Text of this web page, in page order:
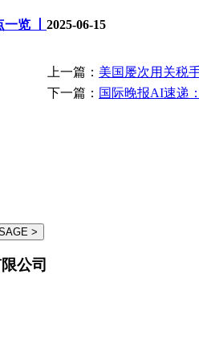
览 丨 2025-06-15
上一篇： 美国屡次用关税
下一篇： 国际晚报AI速递
公司